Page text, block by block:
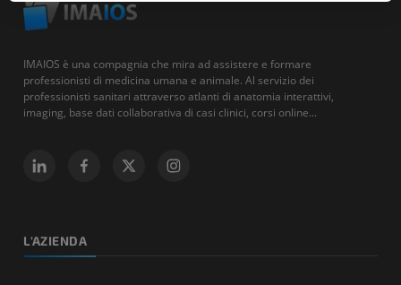
IMAIOS è una compagnia che mira ad assistere e formare
professionisti di medicina umana e animale. Al servizio dei
professionisti sanitari attraverso atlanti di anatomia interattivi,
imaging, base dati collaborativa di casi clinici, corsi online...
L'AZIENDA